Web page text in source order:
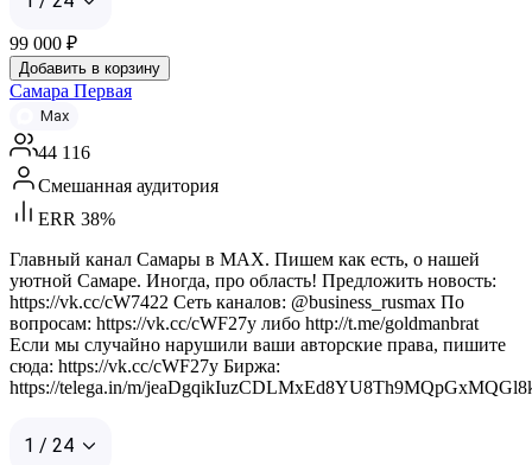
99 000 ₽
Добавить в корзину
Самара Первая
Max
44 116
Смешанная аудитория
ERR 38%
Главный канал Самары в MAX. Пишем как есть, о нашей
уютной Самаре. Иногда, про область! Предложить новость:
https://vk.cc/cW7422 Сеть каналов: @business_rusmax По
вопросам: https://vk.cc/cWF27y либо http://t.me/goldmanbrat
Если мы случайно нарушили ваши авторские права, пишите
сюда: https://vk.cc/cWF27y Биржа:
https://telega.in/m/
1 / 24